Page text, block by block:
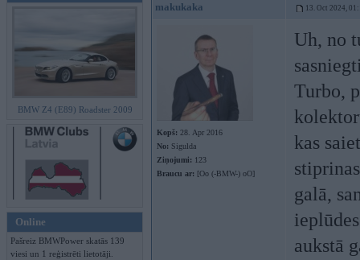
BMW Z4 (E89) Roadster 2009
Online
Pašreiz BMWPower skatās 139
viesi un 1 reģistrēti lietotāji.
makukaka 13. Oct 2024,
Kopš: 28. Apr 2016
No: Sigulda
Ziņojumi: 123
Braucu ar: [Oo (-BMW-) oO]
Uh, no
Turbo,
kas
galā,
aukstā